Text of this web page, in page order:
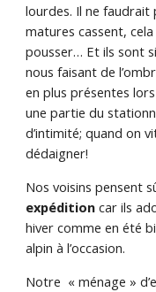
lourdes. Il ne faudrait
matures cassent,
pousser… Et ils sont
nous faisant de
en plus présentes
une partie du
d’intimité; quand on
dédaigner!
Nos voisins pensent
expédition car ils
hiver comme en été
alpin à l’occasion.
Notre « ménage »